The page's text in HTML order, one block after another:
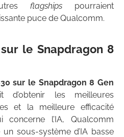
flagshipspourraient
puce de Qualcomm.
le Snapdragon 8
sur le Snapdragon 8 Gen
les meilleures
et la meilleure efficacité
l’IA, Qualcomm
sous-système d’IA basse